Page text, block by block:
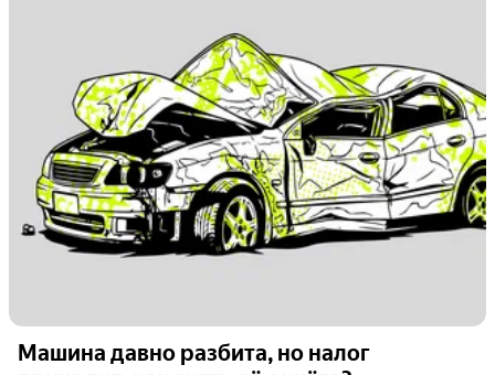
Машина давно разбита, но налог